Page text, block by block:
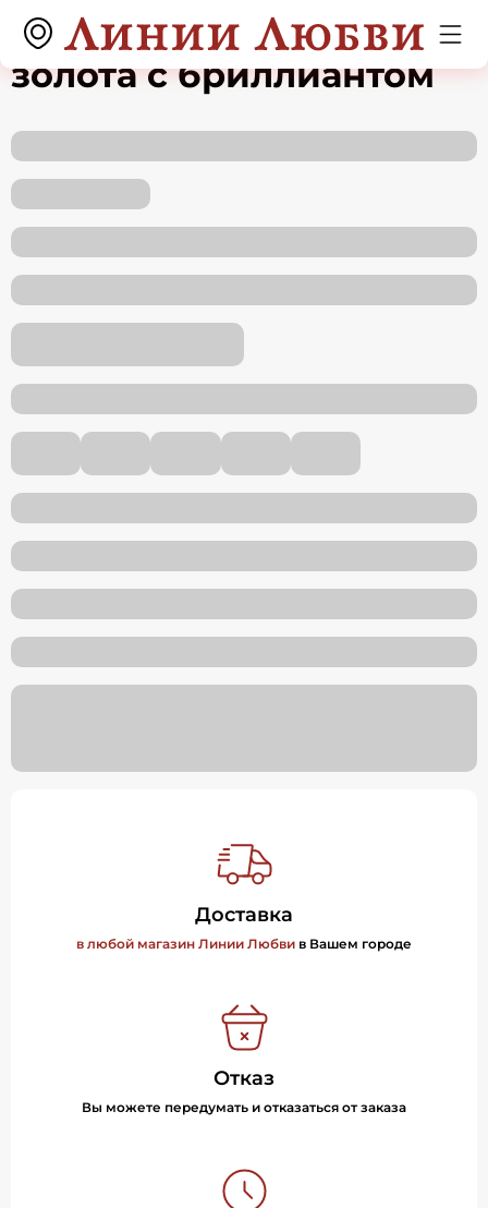
Серьги из красного
золота с бриллиантом
Доставка
в любой магазин Линии Любви в Вашем городе
Отказ
Вы можете передумать и отказаться от заказа